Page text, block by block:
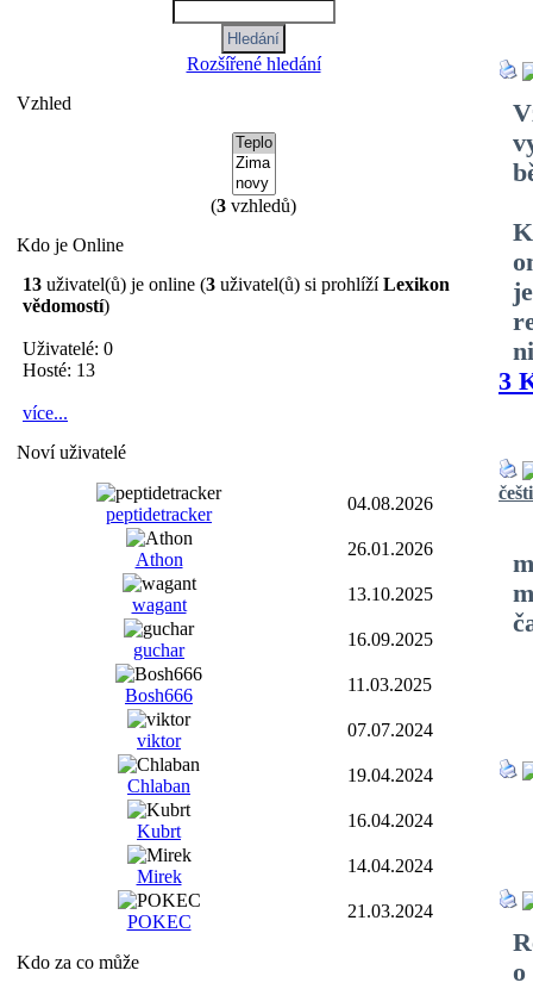
Rozšířené hledání
Vzhled
(3 vzhledů)
Kdo je Online
13 uživatel(ů) je online (3 uživatel(ů) si prohlížíLexikon
vědomostí)
Uživatelé: 0
Hosté: 13
více...
Noví uživatelé
peptidetracker
04.08.2026
Athon
26.01.2026
wagant
13.10.2025
guchar
16.09.2025
Bosh666
11.03.2025
viktor
07.07.2024
Chlaban
19.04.2024
Kubrt
16.04.2024
Mirek
14.04.2024
POKEC
21.03.2024
Kdo za co může
3
o